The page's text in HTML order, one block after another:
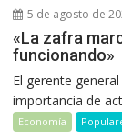
5 de agosto de
«La zafra
funcionando»
El gerente
importancia de
Economía